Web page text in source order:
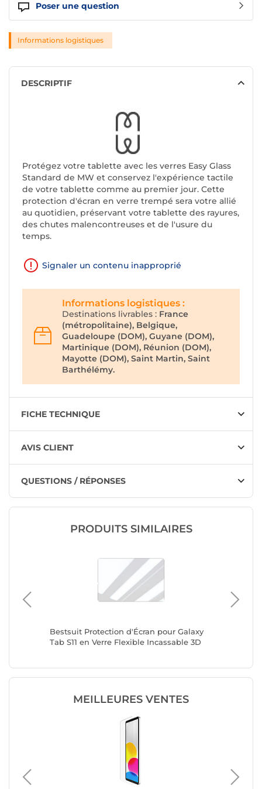
Poser une question
Informations logistiques
DESCRIPTIF
Protégez votre tablette avec les verres Easy Glass
Standard de MW et conservez l'expérience tactile
de votre tablette comme au premier jour. Cette
protection d'écran en verre trempé sera votre allié
au quotidien, préservant votre tablette des rayures,
des chutes malencontreuses et de l'usure du
temps.
Signaler un contenu inapproprié
Informations logistiques :
Destinations livrables : France
(métropolitaine), Belgique,
Guadeloupe (DOM), Guyane (DOM),
Martinique (DOM), Réunion (DOM),
Mayotte (DOM), Saint Martin, Saint
Barthélémy.
FICHE TECHNIQUE
AVIS CLIENT
QUESTIONS / RÉPONSES
PRODUITS SIMILAIRES
Bestsuit Protection d'Écran pour Galaxy
Tab S11 en Verre Flexible Incassable 3D
MEILLEURES VENTES